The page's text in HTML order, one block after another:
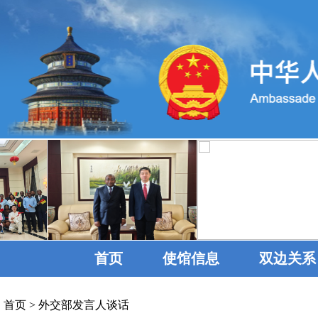
首页 使馆信息 双边关系
首页 > 外交部发言人谈话